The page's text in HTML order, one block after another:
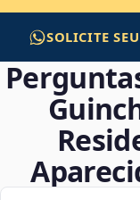
SOLICITE